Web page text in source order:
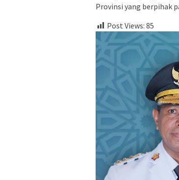
Provinsi yang berpihak
Post Views: 85